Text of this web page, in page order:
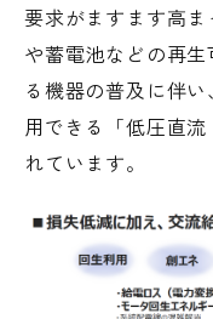
要求がますます高
や蓄電池などの再
る機器の普及に伴
用できる「低圧直
れています。